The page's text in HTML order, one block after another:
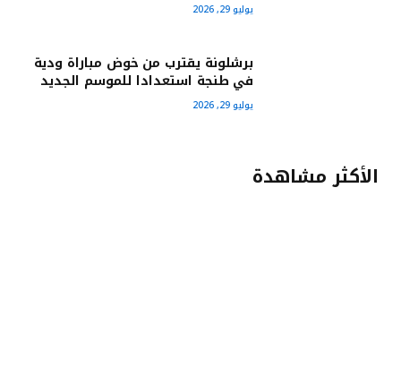
يوليو 29, 2026
برشلونة يقترب من خوض مباراة ودية
في طنجة استعدادا للموسم الجديد
يوليو 29, 2026
الأكثر مشاهدة